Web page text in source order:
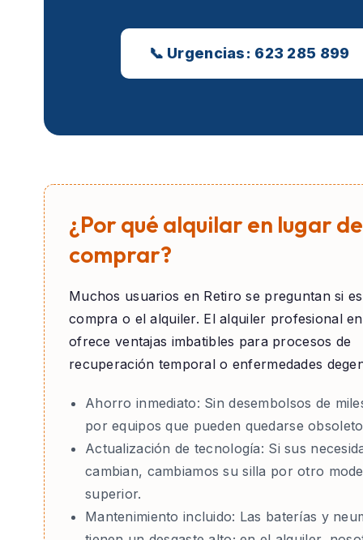
📞 Urgencias: 623 285 899
¿Por qué alquilar en lugar de
comprar?
Muchos usuarios en Retiro se preguntan si
compra o el alquiler. El alquiler profesional
ofrece ventajas imbatibles para procesos de
recuperación temporal o enfermedades
Ahorro inmediato: Sin desembolsos de
por equipos que pueden quedarse
Actualización de tecnología: Si sus
cambian, cambiamos su silla por otro
superior.
Mantenimiento incluido: Las baterías y